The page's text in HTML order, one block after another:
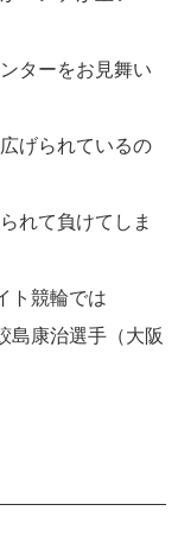
ターをお見舞い
げられているの
れて負けてしま
ト競輪では
島康治選手（大阪